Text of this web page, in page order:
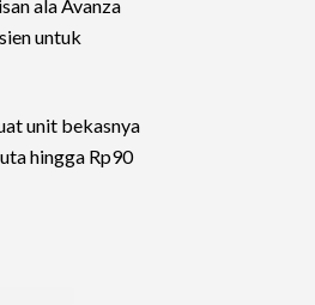
ala Avanza
untuk
unit bekasnya
hingga Rp90